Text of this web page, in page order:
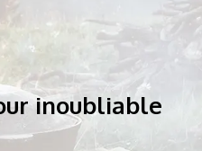
inoubliable